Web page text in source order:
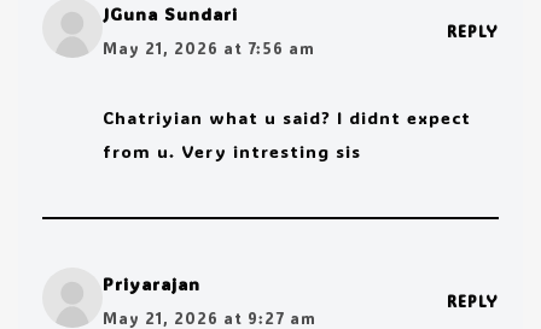
JGuna Sundari
May 21, 2026 at 7:56 am
REPLY
Chatriyian what u said? I didnt expect
from u. Very intresting sis
Priyarajan
May 21, 2026 at 9:27 am
REPLY